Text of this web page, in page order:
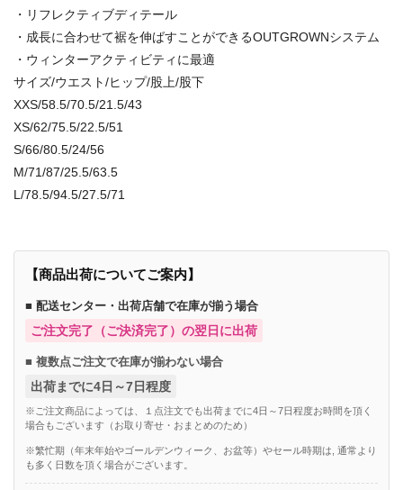
・リフレクティブディテール
・成長に合わせて裾を伸ばすことができるOUTGROWNシステム
・ウィンターアクティビティに最適
サイズ/ウエスト/ヒップ/股上/股下
XXS/58.5/70.5/21.5/43
XS/62/75.5/22.5/51
S/66/80.5/24/56
M/71/87/25.5/63.5
L/78.5/94.5/27.5/71
【商品出荷についてご案内】
■ 配送センター・出荷店舗で在庫が揃う場合
ご注文完了（ご決済完了）の翌日に出荷
■ 複数点ご注文で在庫が揃わない場合
出荷までに4日～7日程度
※ご注文商品によっては、１点注文でも出荷までに4日～7日程度お時間を頂く
場合もございます（お取り寄せ・おまとめのため）
※繁忙期（年末年始やゴールデンウィーク、お盆等）やセール時期は, 通常より
も多く日数を頂く場合がございます。